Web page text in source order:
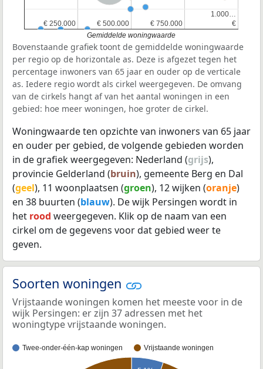
€ 250.000
€ 250.000 € 500.000
€ 500.000 € 750.000
€ 750.000 €
€
1.000…
1.000…
Gemiddelde woningwaarde
Bovenstaande grafiek toont de gemiddelde woningwaarde
per regio op de horizontale as. Deze is afgezet tegen het
percentage inwoners van 65 jaar en ouder op de verticale
as. Iedere regio wordt als cirkel weergegeven. De omvang
van de cirkels hangt af van het aantal woningen in een
gebied: hoe meer woningen, hoe groter de cirkel.
Woningwaarde ten opzichte van inwoners van 65 jaar
en ouder per gebied, de volgende gebieden worden
in de grafiek weergegeven: Nederland (grijs),
provincie Gelderland (bruin), gemeente Berg en Dal
(geel), 11 woonplaatsen (groen), 12 wijken (oranje)
en 38 buurten (blauw). De wijk Persingen wordt in
het rood weergegeven. Klik op de naam van een
cirkel om de gegevens voor dat gebied weer te
geven.
Soorten woningen
Vrijstaande woningen komen het meeste voor in de
wijk Persingen: er zijn 37 adressen met het
woningtype vrijstaande woningen.
Twee-onder-één-kap woningen Vrijstaande woningen